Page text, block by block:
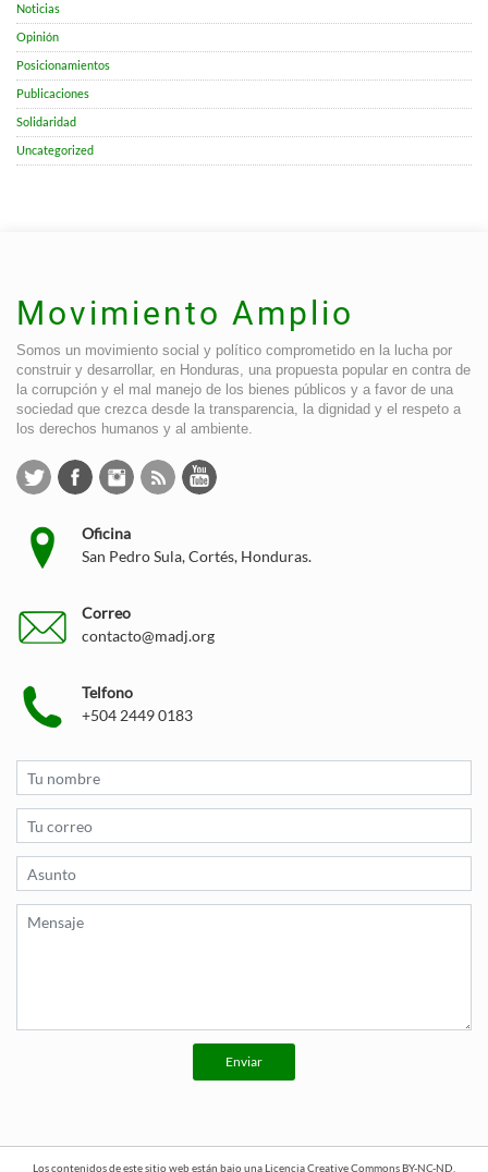
Noticias
Opinión
Posicionamientos
Publicaciones
Solidaridad
Uncategorized
Movimiento Amplio
Somos un movimiento social y político comprometido en la lucha por
construir y desarrollar, en Honduras, una propuesta popular en contra de
la corrupción y el mal manejo de los bienes públicos y a favor de una
sociedad que crezca desde la transparencia, la dignidad y el respeto a
los derechos humanos y al ambiente.
Oficina
San Pedro Sula, Cortés, Honduras.
Correo
contacto@madj.org
Telfono
+504 2449 0183
Enviar
Los contenidos de este sitio web están bajo unaLicencia Creative Commons BY-NC-ND